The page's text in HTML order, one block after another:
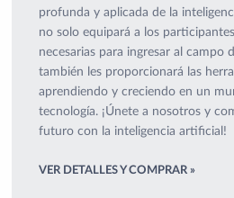
profunda y aplicada de la
no solo equipará a los
necesarias para ingresar al campo
también les proporcionará las
aprendiendo y creciendo en un
tecnología. ¡Únete a nosotros y
futuro con la inteligencia artificial!
VER DETALLES Y COMPRAR »